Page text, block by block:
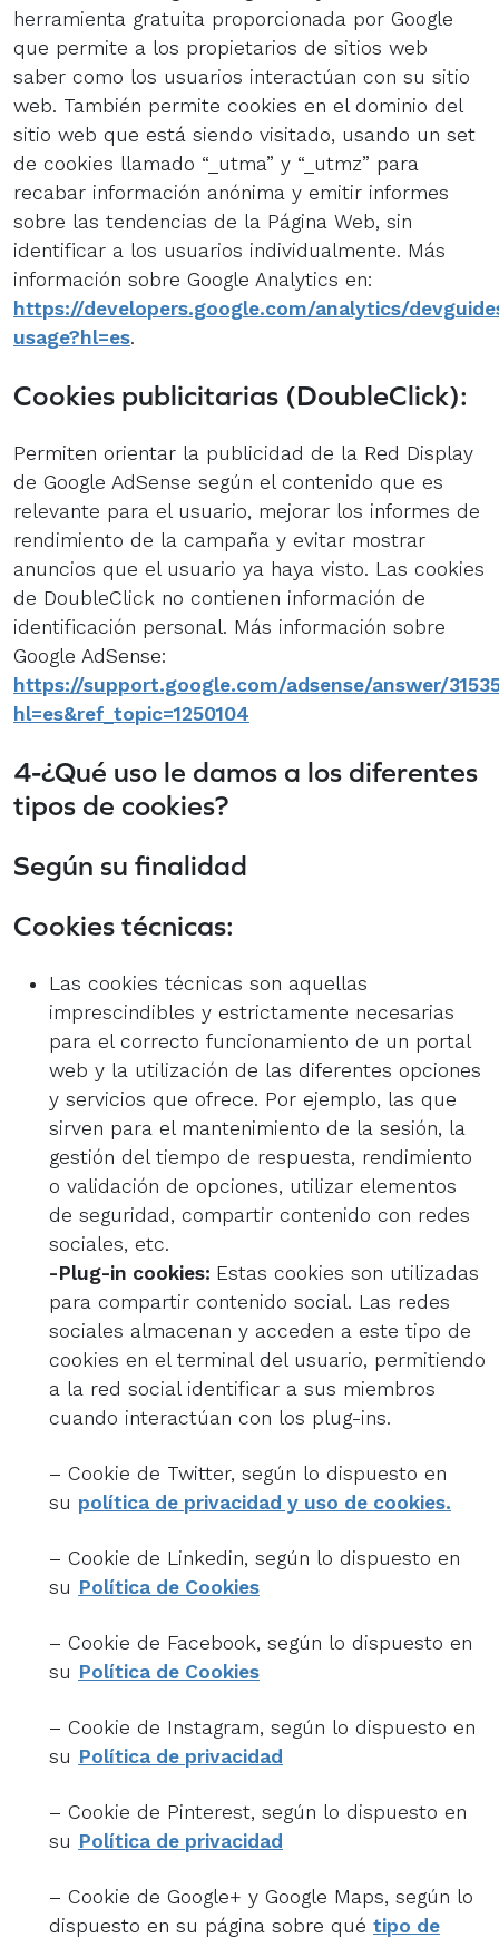
herramienta gratuita proporcionada por Google
que permite a los propietarios de sitios web
saber como los usuarios interactúan con su sitio
web. También permite cookies en el dominio del
sitio web que está siendo visitado, usando un set
de cookies llamado “_utma” y “_utmz” para
recabar información anónima y emitir informes
sobre las tendencias de la Página Web, sin
identificar a los usuarios individualmente. Más
información sobre Google Analytics en:
https://developers.google.com/analytics/
usage?hl=es.
Cookies publicitarias (DoubleClick):
Permiten orientar la publicidad de la Red Display
de Google AdSense según el contenido que es
relevante para el usuario, mejorar los informes de
rendimiento de la campaña y evitar mostrar
anuncios que el usuario ya haya visto. Las cookies
de DoubleClick no contienen información de
identificación personal. Más información sobre
Google AdSense:
https://support.google.com/adsense/answer/
hl=es&ref_topic=1250104
4-¿Qué uso le damos a los diferentes
tipos de cookies?
Según su finalidad
Cookies técnicas:
Las cookies técnicas son aquellas
imprescindibles y estrictamente necesarias
para el correcto funcionamiento de un portal
web y la utilización de las diferentes opciones
y servicios que ofrece. Por ejemplo, las que
sirven para el mantenimiento de la sesión, la
gestión del tiempo de respuesta, rendimiento
o validación de opciones, utilizar elementos
de seguridad, compartir contenido con redes
sociales, etc.
-Plug-in cookies: Estas cookies son utilizadas
para compartir contenido social. Las redes
sociales almacenan y acceden a este tipo de
cookies en el terminal del usuario, permitiendo
a la red social identificar a sus miembros
cuando interactúan con los plug-ins.
– Cookie de Twitter, según lo dispuesto en
su política de privacidad y uso de cookies.
– Cookie de Linkedin, según lo dispuesto en
su Política de Cookies
– Cookie de Facebook, según lo dispuesto en
su Política de Cookies
– Cookie de Instagram, según lo dispuesto en
su Política de privacidad
– Cookie de Pinterest, según lo dispuesto en
su Política de privacidad
– Cookie de Google+ y Google Maps, según lo
dispuesto en su página sobre qué tipo de